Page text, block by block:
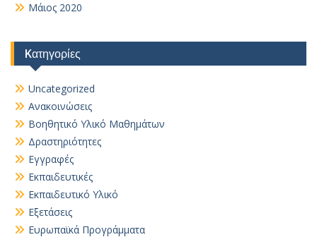
Μάιος 2020
Kατηγορίες
Uncategorized
Ανακοινώσεις
Βοηθητικό Yλικό Mαθημάτων
Δραστηριότητες
Εγγραφές
Εκπαιδευτικές
Εκπαιδευτικό Υλικό
Εξετάσεις
Ευρωπαϊκά Προγράμματα